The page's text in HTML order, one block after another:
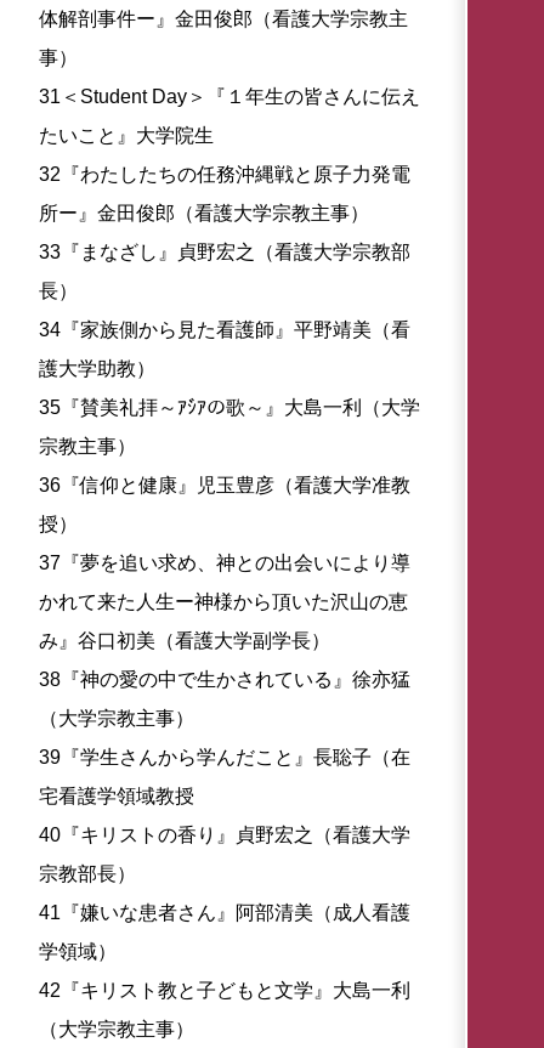
体解剖事件ー』金田俊郎（看護大学宗教主
事）
31＜Student Day＞『１年生の皆さんに伝え
たいこと』大学院生
32『わたしたちの任務沖縄戦と原子力発電
所ー』金田俊郎（看護大学宗教主事）
33『まなざし』貞野宏之（看護大学宗教部
長）
34『家族側から見た看護師』平野靖美（看
護大学助教）
35『賛美礼拝～ｱｼ゙ｱの歌～』大島一利（大学
宗教主事）
36『信仰と健康』児玉豊彦（看護大学准教
授）
37『夢を追い求め、神との出会いにより導
かれて来た人生ー神様から頂いた沢山の恵
み』谷口初美（看護大学副学長）
38『神の愛の中で生かされている』徐亦猛
（大学宗教主事）
39『学生さんから学んだこと』長聡子（在
宅看護学領域教授
40『キリストの香り』貞野宏之（看護大学
宗教部長）
41『嫌いな患者さん』阿部清美（成人看護
学領域）
42『キリスト教と子どもと文学』大島一利
（大学宗教主事）